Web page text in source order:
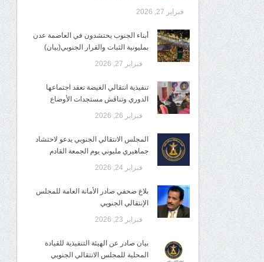
فبراير 27, 2026
أبناء الجنوب يحتشدون في العاصمة عدن
بمليونية الثبات والقرار الجنوبي(بيان)
فبراير 27, 2026
تنفيذية انتقالي الغيضة تعقد اجتماعها
الدوري وتناقش مستجدات الأوضاع
فبراير 26, 2026
المجلس الانتقالي الجنوبي يدعو لاحتشاد
جماهيري مليوني يوم الجمعة القادم
فبراير 24, 2026
بلاغ صحفي صادر الأمانة العامة للمجلس
الإنتقالي الجنوبي
فبراير 23, 2026
بيان صادر عن الهيئة التنفيذية للقيادة
المحلية للمجلس الانتقالي الجنوبي